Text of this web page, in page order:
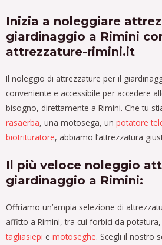
Inizia a noleggiare
giardinaggio a Rimini
attrezzature-rimini.it
Il noleggio di attrezzature per il
conveniente e accessibile per accedere
bisogno, direttamente a Rimini. Che tu
rasaerba, una motosega, un potatore
biotrituratore, abbiamo l’attrezzatura
Il più veloce noleggio
giardinaggio a Rimini:
Offriamo un’ampia selezione di
affitto a Rimini, tra cui forbici da
tagliasiepi e motoseghe. Scegli il nostro